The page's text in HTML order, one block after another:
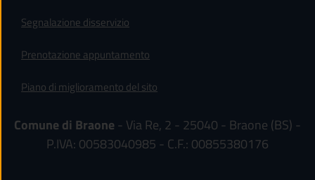
Segnalazione disservizio
Prenotazione appuntamento
Piano di miglioramento del sito
Comune di Braone - Via Re, 2 - 25040 - Braone (BS) -
P.IVA: 00583040985 - C.F.: 00855380176